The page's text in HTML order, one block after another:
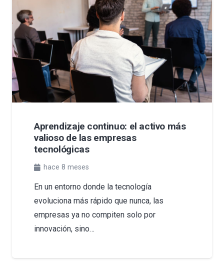
Aprendizaje continuo: el activo más
valioso de las empresas
tecnológicas
hace 8 meses
En un entorno donde la tecnología
evoluciona más rápido que nunca, las
empresas ya no compiten solo por
innovación, sino…